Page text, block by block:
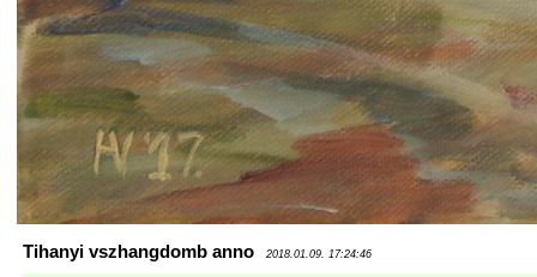
Tihanyi vszhangdomb anno 2018.01.09. 17:24:46